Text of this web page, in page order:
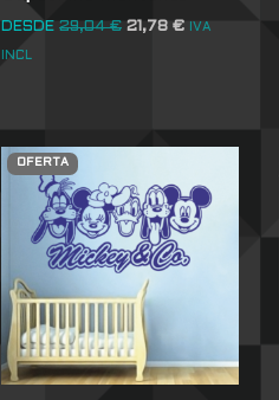
DESDE 29,04€ 21,78€ IVA
INCL
OFERTA